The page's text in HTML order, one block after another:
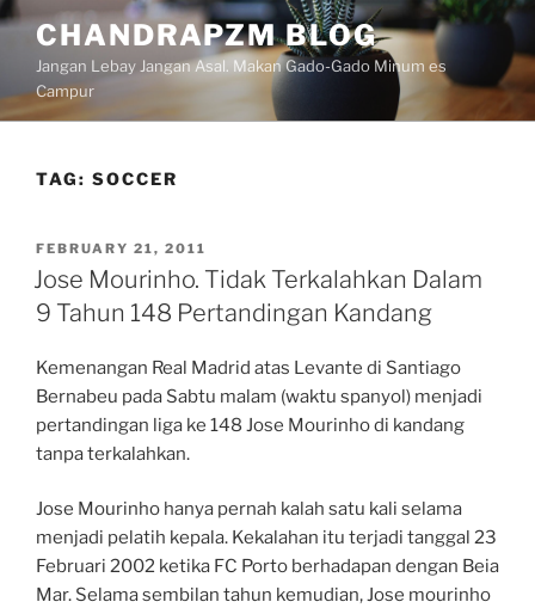
Skip
content
CHANDRAPZM BLOG
Jangan Lebay Jangan Asal. Makan Gado-Gado Minum es
Campur
TAG: SOCCER
POSTED
ON
FEBRUARY 21, 2011
Jose Mourinho. Tidak Terkalahkan Dalam
9 Tahun 148 Pertandingan Kandang
Kemenangan Real Madrid atas Levante di Santiago
Bernabeu pada Sabtu malam (waktu spanyol) menjadi
pertandingan liga ke 148 Jose Mourinho di kandang
tanpa terkalahkan.
Jose Mourinho hanya pernah kalah satu kali selama
menjadi pelatih kepala. Kekalahan itu terjadi tanggal 23
Februari 2002 ketika FC Porto berhadapan dengan Beia
Mar. Selama sembilan tahun kemudian, Jose mourinho